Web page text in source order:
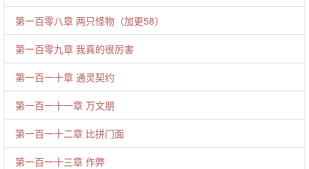
第一百零八章 两只怪物（加更58）
第一百零九章 我真的很厉害
第一百一十章 通灵契约
第一百一十一章 万文朋
第一百一十二章 比拼门面
第一百一十三章 作弊